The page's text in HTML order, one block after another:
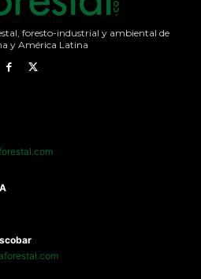
foresto-industrial y ambiental de
y América Latina